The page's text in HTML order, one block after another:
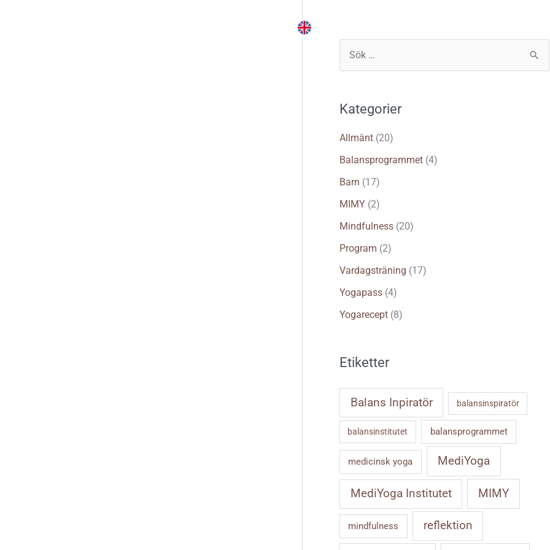
e
f
t
e
Kategorier
Allmänt(20)
Balansprogrammet(4)
Barn (17)
MIMY(2)
Mindfulness(20)
Program (2)
Vardagsträning (17)
Yogapass(4)
Yogarecept(8)
Etiketter
Balans Inpiratör balansinspiratör
balansinstitutet balansprogrammet
medicinsk yoga MediYoga
MediYoga Institutet MIMY
mindfulness reflektion